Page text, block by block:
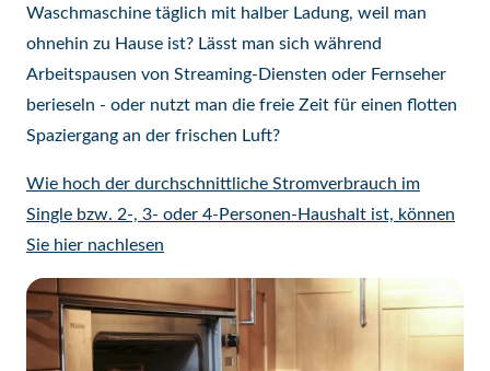
Waschmaschine täglich mit halber Ladung, weil man
ohnehin zu Hause ist? Lässt man sich während
Arbeitspausen von Streaming-Diensten oder Fernseher
berieseln - oder nutzt man die freie Zeit für einen flotten
Spaziergang an der frischen Luft?
Wie hoch der durchschnittliche Stromverbrauch im
Single bzw. 2-, 3- oder 4-Personen-Haushalt ist, können
Sie hier nachlesen